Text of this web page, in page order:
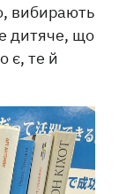
вибирають
дитяче, що
є, те й